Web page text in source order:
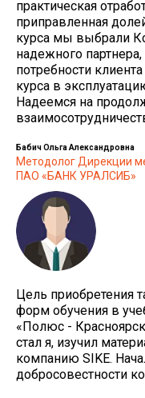
практическая
приправленная
курса мы выбрали
надежного
потребности
курса в
Надеемся на
Бабич Ольга Александровна
Методолог Дирекции
ПАО «БАНК УРАЛСИБ»
Цель приобретения
форм обучения в
«Полюс -
стал я, изучил
компанию SIKE.
добросовестности